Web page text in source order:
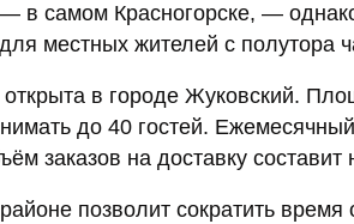
в самом Красногорске, —
местных жителей с полутора
в городе Жуковский.
до 40 гостей.
заказов на доставку
позволит сократить время